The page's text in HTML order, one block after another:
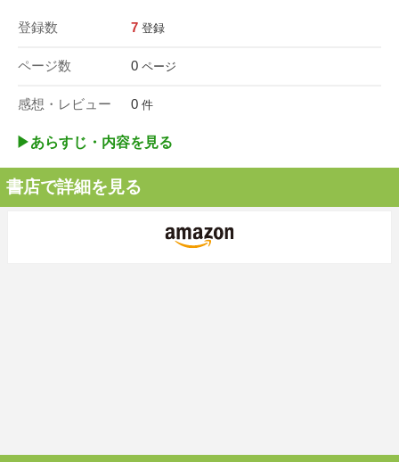
登録数 7 登録
ページ数 0 ページ
感想・レビュー 0 件
▶︎あらすじ・内容を見る
書店で詳細を見る